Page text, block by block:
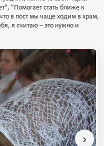
"Помогает стать ближе к
в пост мы чаще ходим в храм,
я считаю – это нужно и
›